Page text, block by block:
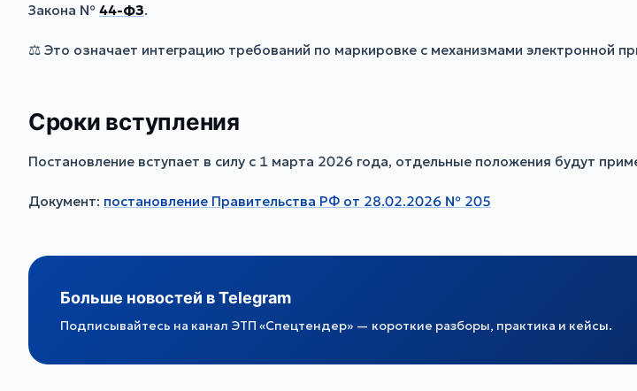
Закона № 44-ФЗ.
⚖️ Это означает интеграцию требований по маркировке с механизмами электронной
Сроки вступления
Постановление вступает в силу с 1 марта 2026 года, отдельные положения будут
Документ: постановление Правительства РФ от 28.02.2026 № 205
Больше новостей в Telegram
Подписывайтесь на канал ЭТП «Спецтендер» — короткие разборы, практика и кейсы.